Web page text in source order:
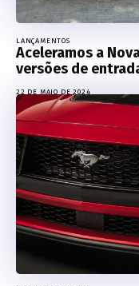
LANÇAMENTOS
Aceleramos a
versões de
22 DE MAIO DE 2024